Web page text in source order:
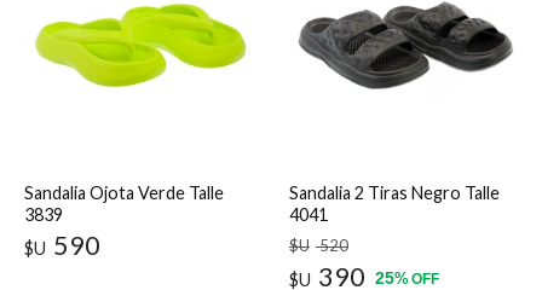
Sandalia Ojota Verde Talle
3839
$U 590
Sandalia 2 Tiras Negro Talle
4041
$U 520
$U 390 25%OFF